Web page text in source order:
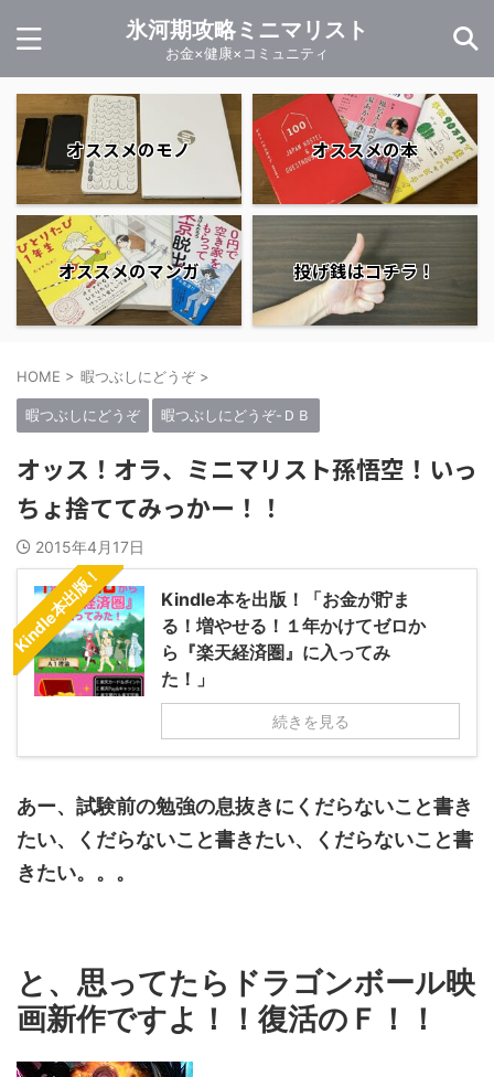
氷河期攻略ミニマリスト
お金×健康×コミュニティ
オススメのモノ オススメの本
オススメのマンガ 投げ銭はコチラ！
HOME > 暇つぶしにどうぞ >
暇つぶしにどうぞ 暇つぶしにどうぞ-ＤＢ
オッス！オラ、ミニマリスト孫悟空！いっ
ちょ捨ててみっかー！！
2015年4月17日
Kindle本出版！
Kindle本を出版！「お金が貯ま
る！増やせる！１年かけてゼロか
ら『楽天経済圏』に入ってみ
た！」
続きを見る
あー、試験前の勉強の息抜きにくだらないこと書き
たい、くだらないこと書きたい、くだらないこと書
きたい。。。
と、思ってたらドラゴンボール映
画新作ですよ！！復活のＦ！！